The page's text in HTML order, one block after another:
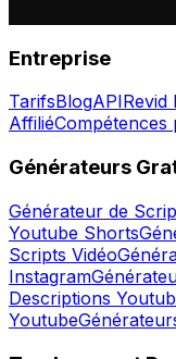
Entreprise
TarifsBlogAPIRevid
AffiliéCompétences
Générateurs
Générateur de
Youtube Shorts
Scripts Vidéo
Instagram
Descriptions
Youtube